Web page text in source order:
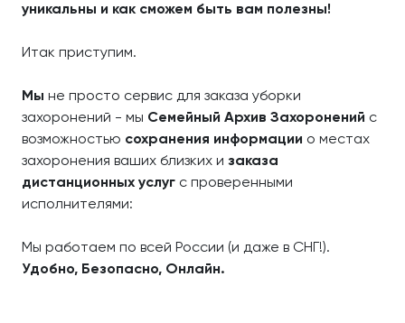
уникальны и как сможем быть вам полезны!
Итак приступим.
Мы не просто сервис для заказа уборки
захоронений - мы Семейный Архив Захоронений с
возможностью сохранения информации о местах
захоронения ваших близких и заказа
дистанционных услуг с проверенными
исполнителями:
Мы работаем по всей России (и даже в СНГ!).
Удобно, Безопасно, Онлайн.